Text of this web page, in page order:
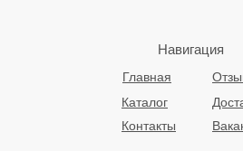
Главная
Навигация
Каталог
Контакты